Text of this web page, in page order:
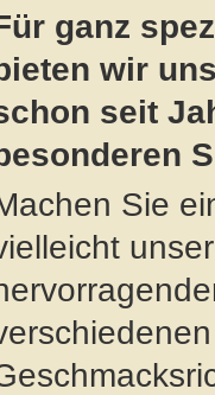
ganz
wir
seit
Sie